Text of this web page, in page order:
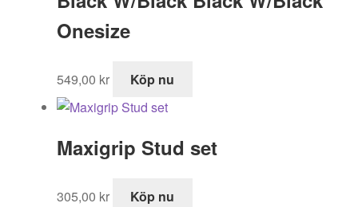
Onesize
549,00 kr Köp nu
Maxigrip Stud set
305,00 kr Köp nu